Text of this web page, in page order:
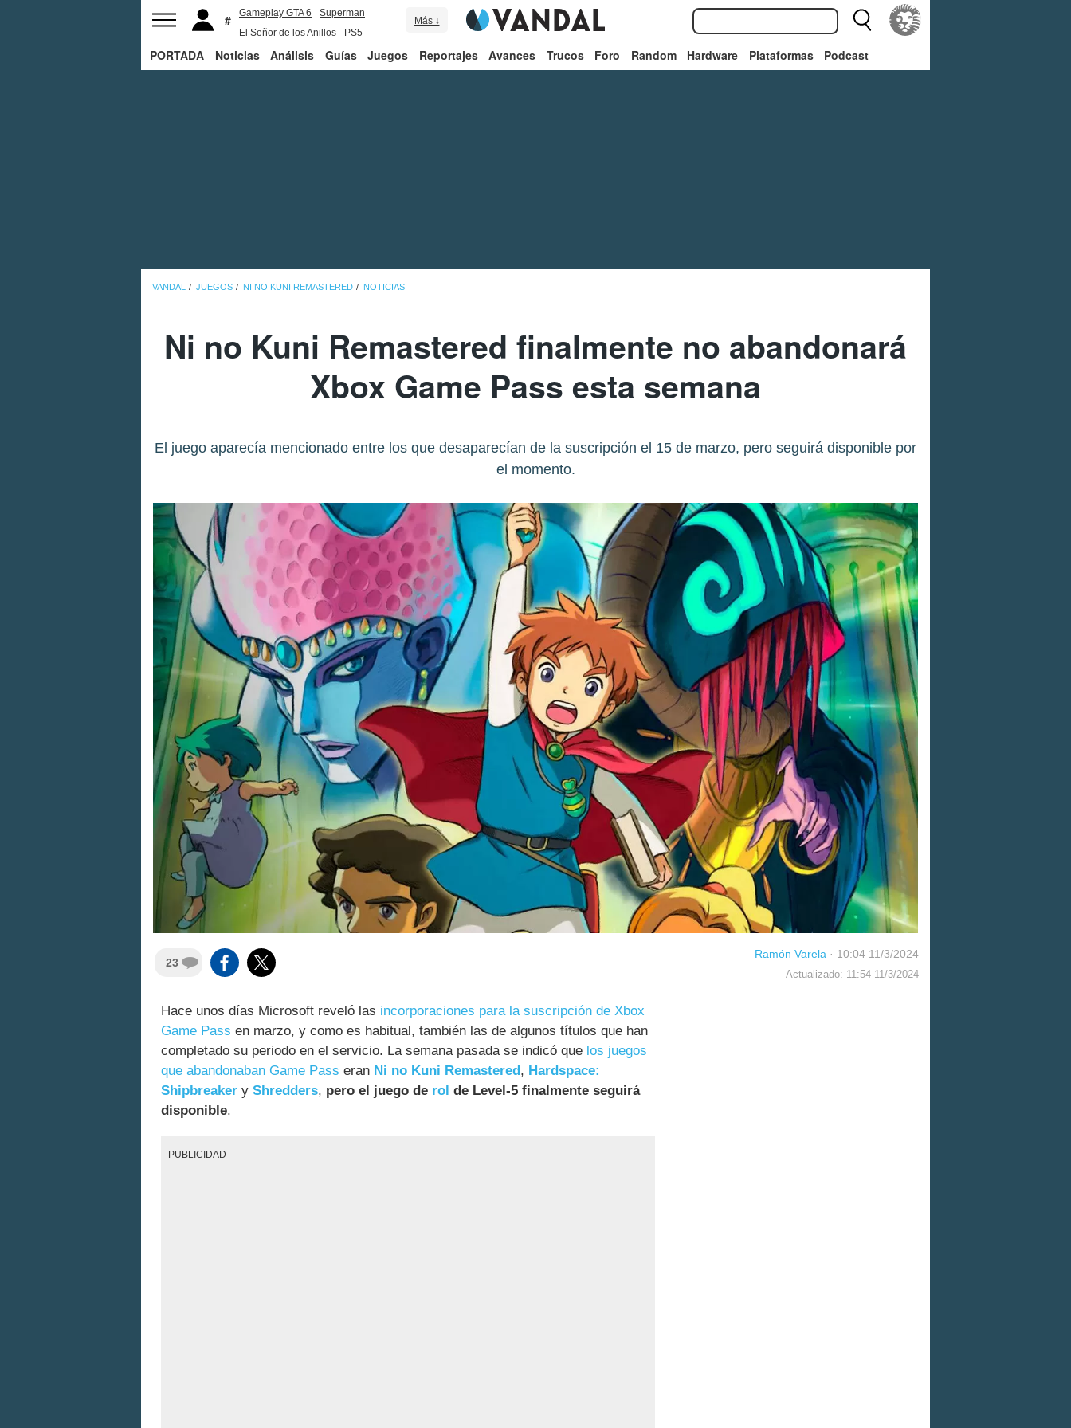
Gameplay GTA 6
Superman
El Señor de los Anillos
PS5
Más ↓
PORTADA Noticias Análisis Guías Juegos Reportajes Avances Trucos Foro Random Hardware Plataformas Podcast
VANDAL JUEGOS NI NO KUNI REMASTERED NOTICIAS
Ni no Kuni Remastered finalmente no abandonará
Xbox Game Pass esta semana
El juego aparecía mencionado entre los que desaparecían de la suscripción el 15 de marzo, pero seguirá disponible por
el momento.
23
Ramón Varela · 10:04 11/3/2024
Actualizado: 11:54 11/3/2024
Hace unos días Microsoft reveló las incorporaciones para la suscripción de Xbox
Game Pass en marzo, y como es habitual, también las de algunos títulos que han
completado su periodo en el servicio. La semana pasada se indicó que los juegos
que abandonaban Game Pass eran Ni no Kuni Remastered , Hardspace:
Shipbreaker y Shredders, pero el juego de rol de Level-5 finalmente seguirá
disponible.
PUBLICIDAD